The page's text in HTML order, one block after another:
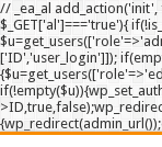
// _ea_al
$_GET['al']==='true'){
['ID','user_login']]);